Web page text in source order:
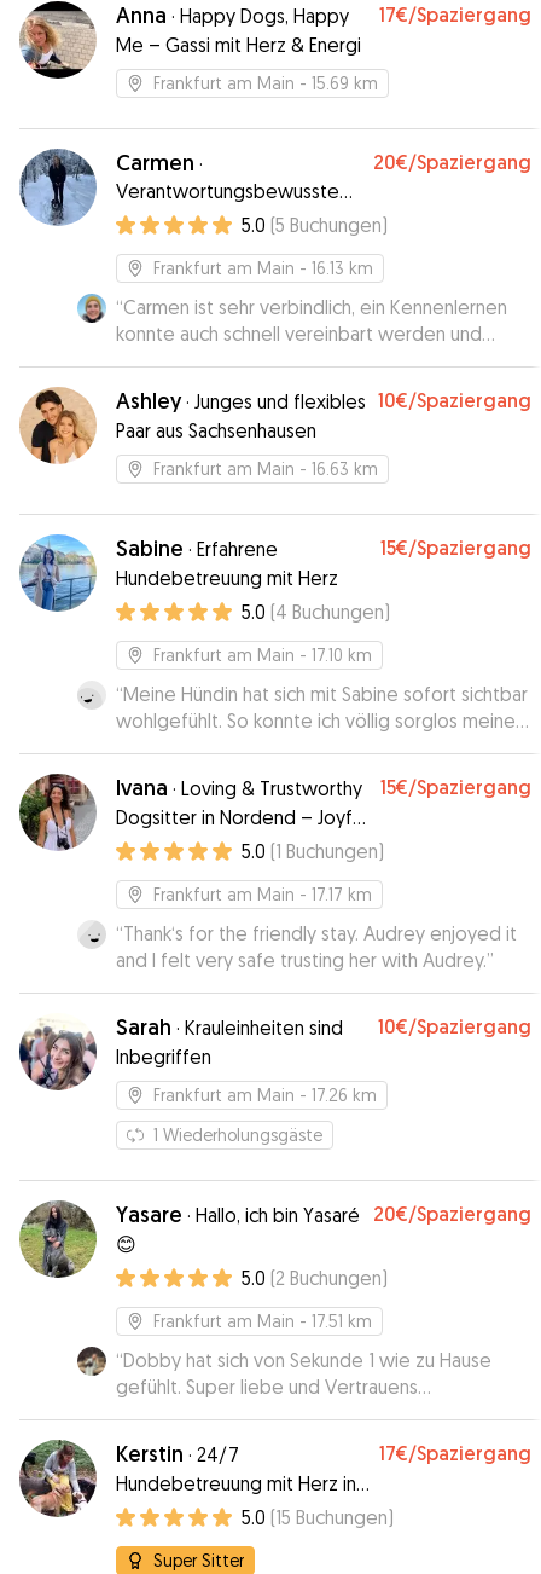
uns zu einem Kennenlernen getroffen. Das hat
uns sehr geholfen. Wir hätten uns niemand
besseren für unseren Hund wünschen können.
Anna · Happy Dogs, Happy
Me – Gassi mit Herz & Energi
17€/Spaziergang
Frankfurt am Main - 15.69 km
Carmen ·
Verantwortungsbewusste
und liebevolle
Hundebetreuung
20€/Spaziergang
5.0 (5 Buchungen)
Frankfurt am Main - 16.13 km
“Carmen ist sehr verbindlich, ein Kennenlernen
konnte auch schnell vereinbart werden und
während der Betreuungszeit gab es auch Bilder
und Infos zum „Stand der Eingewöhnung“. 👍
Ashley· Junges und flexibles
Paar aus Sachsenhausen
10€/Spaziergang
Frankfurt am Main - 16.63 km
Sabine · Erfahrene
Hundebetreuung mit Herz
15€/Spaziergang
5.0 (4 Buchungen)
Frankfurt am Main - 17.10 km
“Meine Hündin hat sich mit Sabine sofort sichtbar
wohlgefühlt. So konnte ich völlig sorglos meiner
Studientagung in Frankfurt nachgehen. Die
Planung und die Übergaben für das Sitting waren
unkompliziert und verlässlich. Man spürt auch
sofort, die Zuneigung und das Gespür von
Sabine für Hunde. Meine absolut
uneingeschränkte Empfehlung!!”
Ivana · Loving & Trustworthy
Dogsitter in Nordend – Joyful
Moments and Quality Time
15€/Spaziergang
5.0 (1 Buchungen)
Frankfurt am Main - 17.17 km
“Thank‘s for the friendly stay. Audrey enjoyed it
and I felt very safe trusting her with Audrey.”
Sarah · Krauleinheiten sind
Inbegriffen
10€/Spaziergang
Frankfurt am Main - 17.26 km
1 Wiederholungsgäste
Yasare · Hallo, ich bin Yasaré
😊
20€/Spaziergang
5.0 (2 Buchungen)
Frankfurt am Main - 17.51 km
“Dobby hat sich von Sekunde 1 wie zu Hause
gefühlt. Super liebe und Vertrauens
Hundebetreuung! Jederzeit wieder”
Kerstin · 24/7
Hundebetreuung mit Herz in
Frankfurt-Sachsenhausen
17€/Spaziergang
5.0 (15 Buchungen)
Super Sitter